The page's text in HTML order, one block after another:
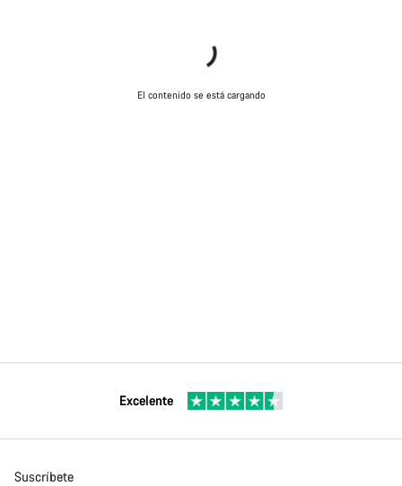
El contenido se está cargando
Excelente
Suscríbete